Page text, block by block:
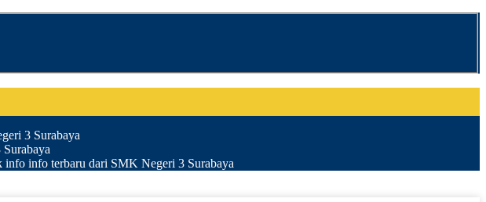
3 Surabaya
info terbaru dari SMK Negeri 3 Surabaya